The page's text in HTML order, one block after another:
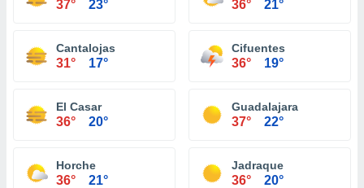
37° 23° 36° 21°
Cantalojas
31° 17°
Cifuentes
36° 19°
El Casar
36° 20°
Guadalajara
37° 22°
Horche
36° 21°
Jadraque
36° 20°